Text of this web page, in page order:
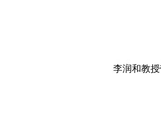
李润和教